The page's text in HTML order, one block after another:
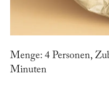
Menge: 4 Personen,
Minuten